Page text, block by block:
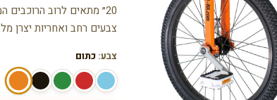
20״ מתאים לרוב
צבעים רחב ואחריות יצרן
צבע:כתום